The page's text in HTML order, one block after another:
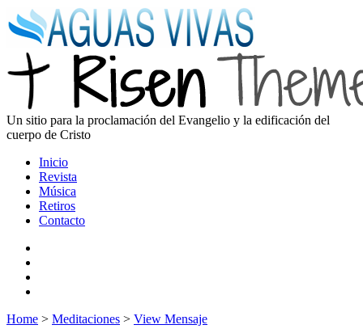
Un sitio para la proclamación del Evangelio y la edificación del
cuerpo de Cristo
Inicio
Revista
Música
Retiros
Contacto
Home > Meditaciones > View Mensaje